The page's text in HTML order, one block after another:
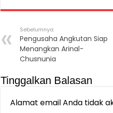
Sebelumnya
Pengusaha Angkutan Siap
Menangkan Arinal-
Chusnunia
Tinggalkan Balasan
Alamat email Anda tidak